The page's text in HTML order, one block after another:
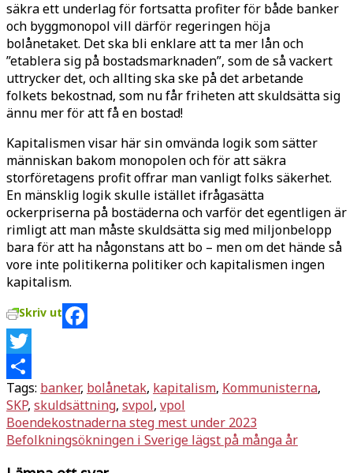
säkra ett underlag för fortsatta profiter för både banker
och byggmonopol vill därför regeringen höja
bolånetaket. Det ska bli enklare att ta mer lån och
”etablera sig på bostadsmarknaden”, som de så vackert
uttrycker det, och allting ska ske på det arbetande
folkets bekostnad, som nu får friheten att skuldsätta sig
ännu mer för att få en bostad!
Kapitalismen visar här sin omvända logik som sätter
människan bakom monopolen och för att säkra
storföretagens profit offrar man vanligt folks säkerhet.
En mänsklig logik skulle istället ifrågasätta
ockerpriserna på bostäderna och varför det egentligen är
rimligt att man måste skuldsätta sig med miljonbelopp
bara för att ha någonstans att bo – men om det hände så
vore inte politikerna politiker och kapitalismen ingen
kapitalism.
Skriv ut
Facebook
Twitter
Dela
Tags: banker, bolånetak, kapitalism, Kommunisterna,
SKP, skuldsättning, svpol, vpol
Inläggsnavigering
Boendekostnaderna steg mest under 2023
Befolkningsökningen i Sverige lägst på många år